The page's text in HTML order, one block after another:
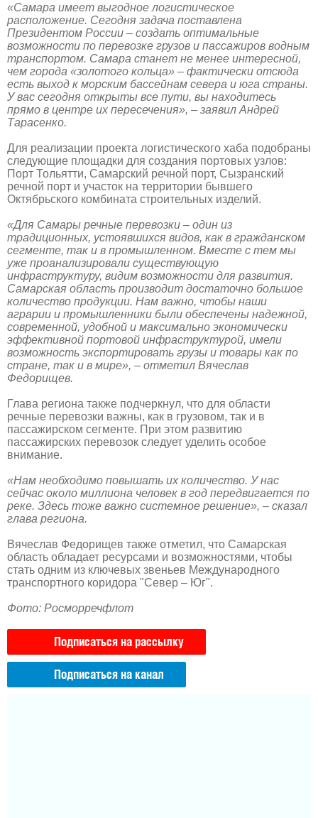
«Самара имеет выгодное логистическое
расположение. Сегодня задача поставлена
Президентом России – создать оптимальные
возможности по перевозке грузов и пассажиров водным
транспортом. Самара станет не менее интересной,
чем города «золотого кольца» – фактически отсюда
есть выход к морским бассейнам севера и юга страны.
У вас сегодня открыты все пути, вы находитесь
прямо в центре их пересечения», – заявил Андрей
Тарасенко.
Для реализации проекта логистического хаба подобраны
следующие площадки для создания портовых узлов:
Порт Тольятти, Самарский речной порт, Сызранский
речной порт и участок на территории бывшего
Октябрьского комбината строительных изделий.
«Для Самары речные перевозки – один из
традиционных, устоявшихся видов, как в гражданском
сегменте, так и в промышленном. Вместе с тем мы
уже проанализировали существующую
инфраструктуру, видим возможности для развития.
Самарская область производит достаточно большое
количество продукции. Нам важно, чтобы наши
аграрии и промышленники были обеспечены надежной,
современной, удобной и максимально экономически
эффективной портовой инфраструктурой, имели
возможность экспортировать грузы и товары как по
стране, так и в мире», – отметил Вячеслав
Федорищев.
Глава региона также подчеркнул, что для области
речные перевозки важны, как в грузовом, так и в
пассажирском сегменте. При этом развитию
пассажирских перевозок следует уделить особое
внимание.
«Нам необходимо повышать их количество. У нас
сейчас около миллиона человек в год передвигается по
реке. Здесь тоже важно системное решение», – сказал
глава региона.
Вячеслав Федорищев также отметил, что Самарская
область обладает ресурсами и возможностями, чтобы
стать одним из ключевых звеньев Международного
транспортного коридора "Север – Юг".
Фото: Росморречфлот
Подписаться на рассылку
Подписаться на канал